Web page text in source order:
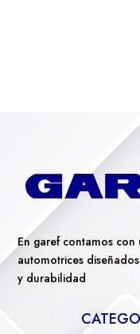
En garef contamos
automotrices
y durabilidad